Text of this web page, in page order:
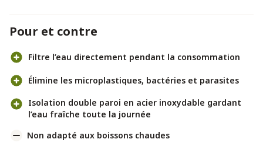
Pour et contre
Filtre l’eau directement pendant la consommation
Élimine les microplastiques, bactéries et parasites
Isolation double paroi en acier inoxydable gardant
l’eau fraîche toute la journée
Non adapté aux boissons chaudes